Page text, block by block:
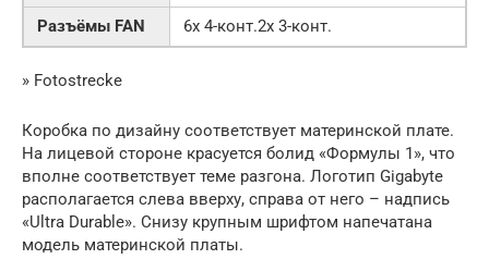
Разъёмы FAN
6x 4-конт.2x 3-конт.
» Fotostrecke
Коробка по дизайну соответствует материнской плате.
На лицевой стороне красуется болид «Формулы 1», что
вполне соответствует теме разгона. Логотип Gigabyte
располагается слева вверху, справа от него – надпись
«Ultra Durable». Снизу крупным шрифтом напечатана
модель материнской платы.